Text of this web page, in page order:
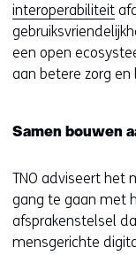
interoperabiliteit
een open
aan betere zorg en
Samen bouwen
TNO adviseert het
gang te gaan met
afsprakenstelsel
mensgerichte